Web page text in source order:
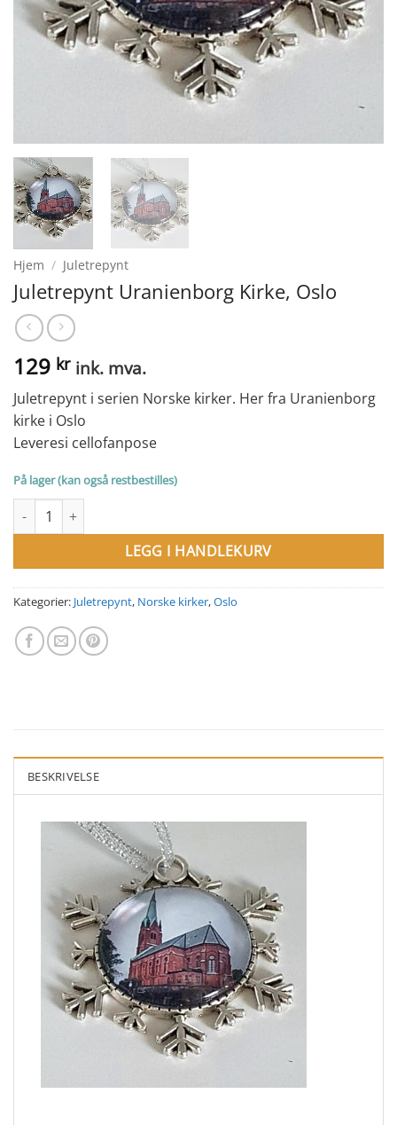
Hjem / Juletrepynt
Juletrepynt Uranienborg Kirke, Oslo
129 kr ink. mva.
Juletrepynt i serien Norske kirker. Her fra Uranienborg
kirke i Oslo
Leveresi cellofanpose
På lager (kan også restbestilles)
Juletrepynt Uranienborg Kirke, Oslo antall
LEGG I HANDLEKURV
Kategorier: Juletrepynt, Norske kirker,Oslo
BESKRIVELSE